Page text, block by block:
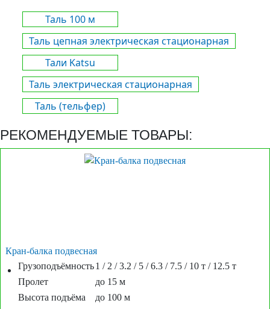
Таль 100 м
Таль цепная электрическая стационарная
Тали Katsu
Таль электрическая стационарная
Таль (тельфер)
РЕКОМЕНДУЕМЫЕ ТОВАРЫ:
Кран-балка подвесная
Грузоподъёмность1 / 2 / 3.2 / 5 / 6.3 / 7.5 / 10 т / 12.5 т
Пролет
до 15 м
Высота подъёма
до 100 м